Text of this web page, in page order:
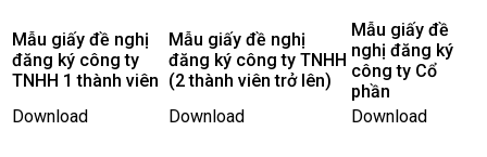
Mẫu giấy đề nghị
đăng ký công ty
TNHH 1 thành viên
Mẫu giấy đề nghị
đăng ký công ty TNHH
(2 thành viên trở lên)
Mẫu giấy đề
nghị đăng ký
công ty Cổ
phần
Download
Download Download